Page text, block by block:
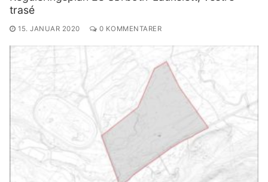
trasé
15. JANUAR 2020 0 KOMMENTARER